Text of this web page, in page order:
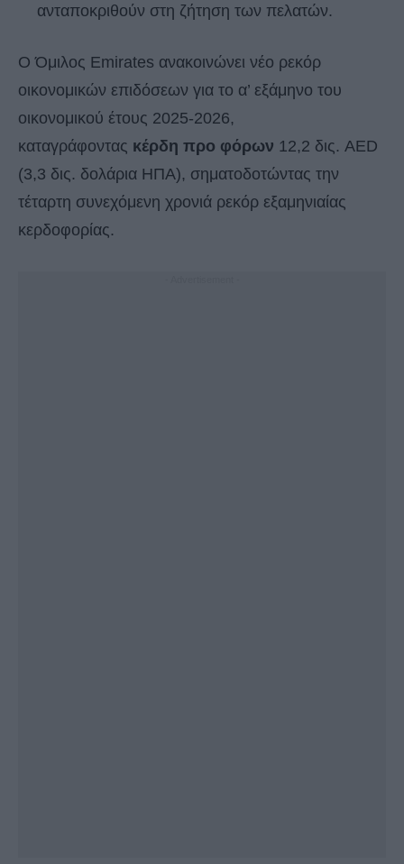
ανταποκριθούν στη ζήτηση των πελατών.
Ο Όμιλος Emirates ανακοινώνει νέο ρεκόρ
οικονομικών επιδόσεων για το α’ εξάμηνο του
οικονομικού έτους 2025-2026,
καταγράφοντας κέρδη προ φόρων 12,2 δις. AED
(3,3 δις. δολάρια ΗΠΑ), σηματοδοτώντας την
τέταρτη συνεχόμενη χρονιά ρεκόρ εξαμηνιαίας
κερδοφορίας.